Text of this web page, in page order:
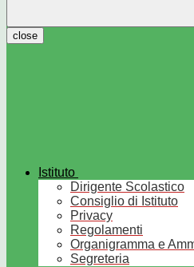
close
Istituto
Dirigente Scolastico
Consiglio di Istituto
Privacy
Regolamenti
Organigramma e
Segreteria